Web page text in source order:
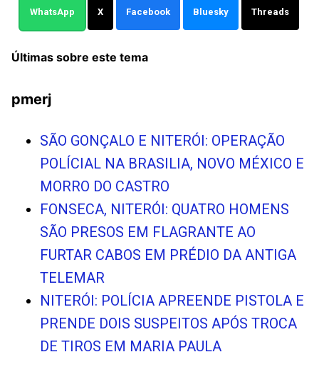
WhatsApp X Facebook Bluesky Threads
Últimas sobre este tema
pmerj
SÃO GONÇALO E NITERÓI: OPERAÇÃO
POLÍCIAL NA BRASILIA, NOVO MÉXICO E
MORRO DO CASTRO
FONSECA, NITERÓI: QUATRO HOMENS
SÃO PRESOS EM FLAGRANTE AO
FURTAR CABOS EM PRÉDIO DA ANTIGA
TELEMAR
NITERÓI: POLÍCIA APREENDE PISTOLA E
PRENDE DOIS SUSPEITOS APÓS TROCA
DE TIROS EM MARIA PAULA